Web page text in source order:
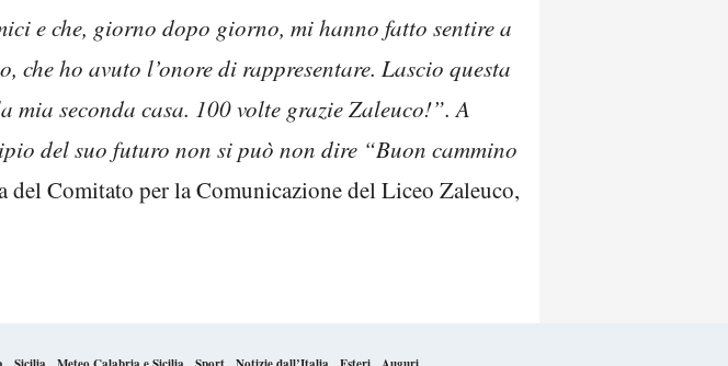
e che, giorno dopo giorno, mi hanno fatto sentire a
ho avuto l’onore di rappresentare. Lascio questa
mia seconda casa. 100 volte grazie Zaleuco!”. A
del suo futuro non si può non dire “Buon cammino
del Comitato per la Comunicazione del Liceo Zaleuco,